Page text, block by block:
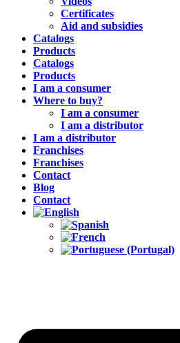
Certificates
Aid and subsidies
Catalogs
Products
Catalogs
Products
I am a consumer
Where to buy?
I am a consumer
I am a distributor
I am a distributor
Franchises
Franchises
Contact
Blog
Contact